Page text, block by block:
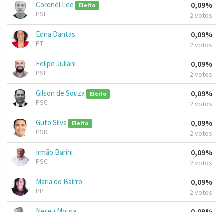
Coronel Lee Eleito
PSL
0,09%
2 votos
Edna Dantas
PT
0,09%
2 votos
Felipe Juliani
PSL
0,09%
2 votos
Gilson de Souza Eleito
PSC
0,09%
2 votos
Guto Silva Eleito
PSD
0,09%
2 votos
Irmão Barini
PSC
0,09%
2 votos
Maria do Bairro
PP
0,09%
2 votos